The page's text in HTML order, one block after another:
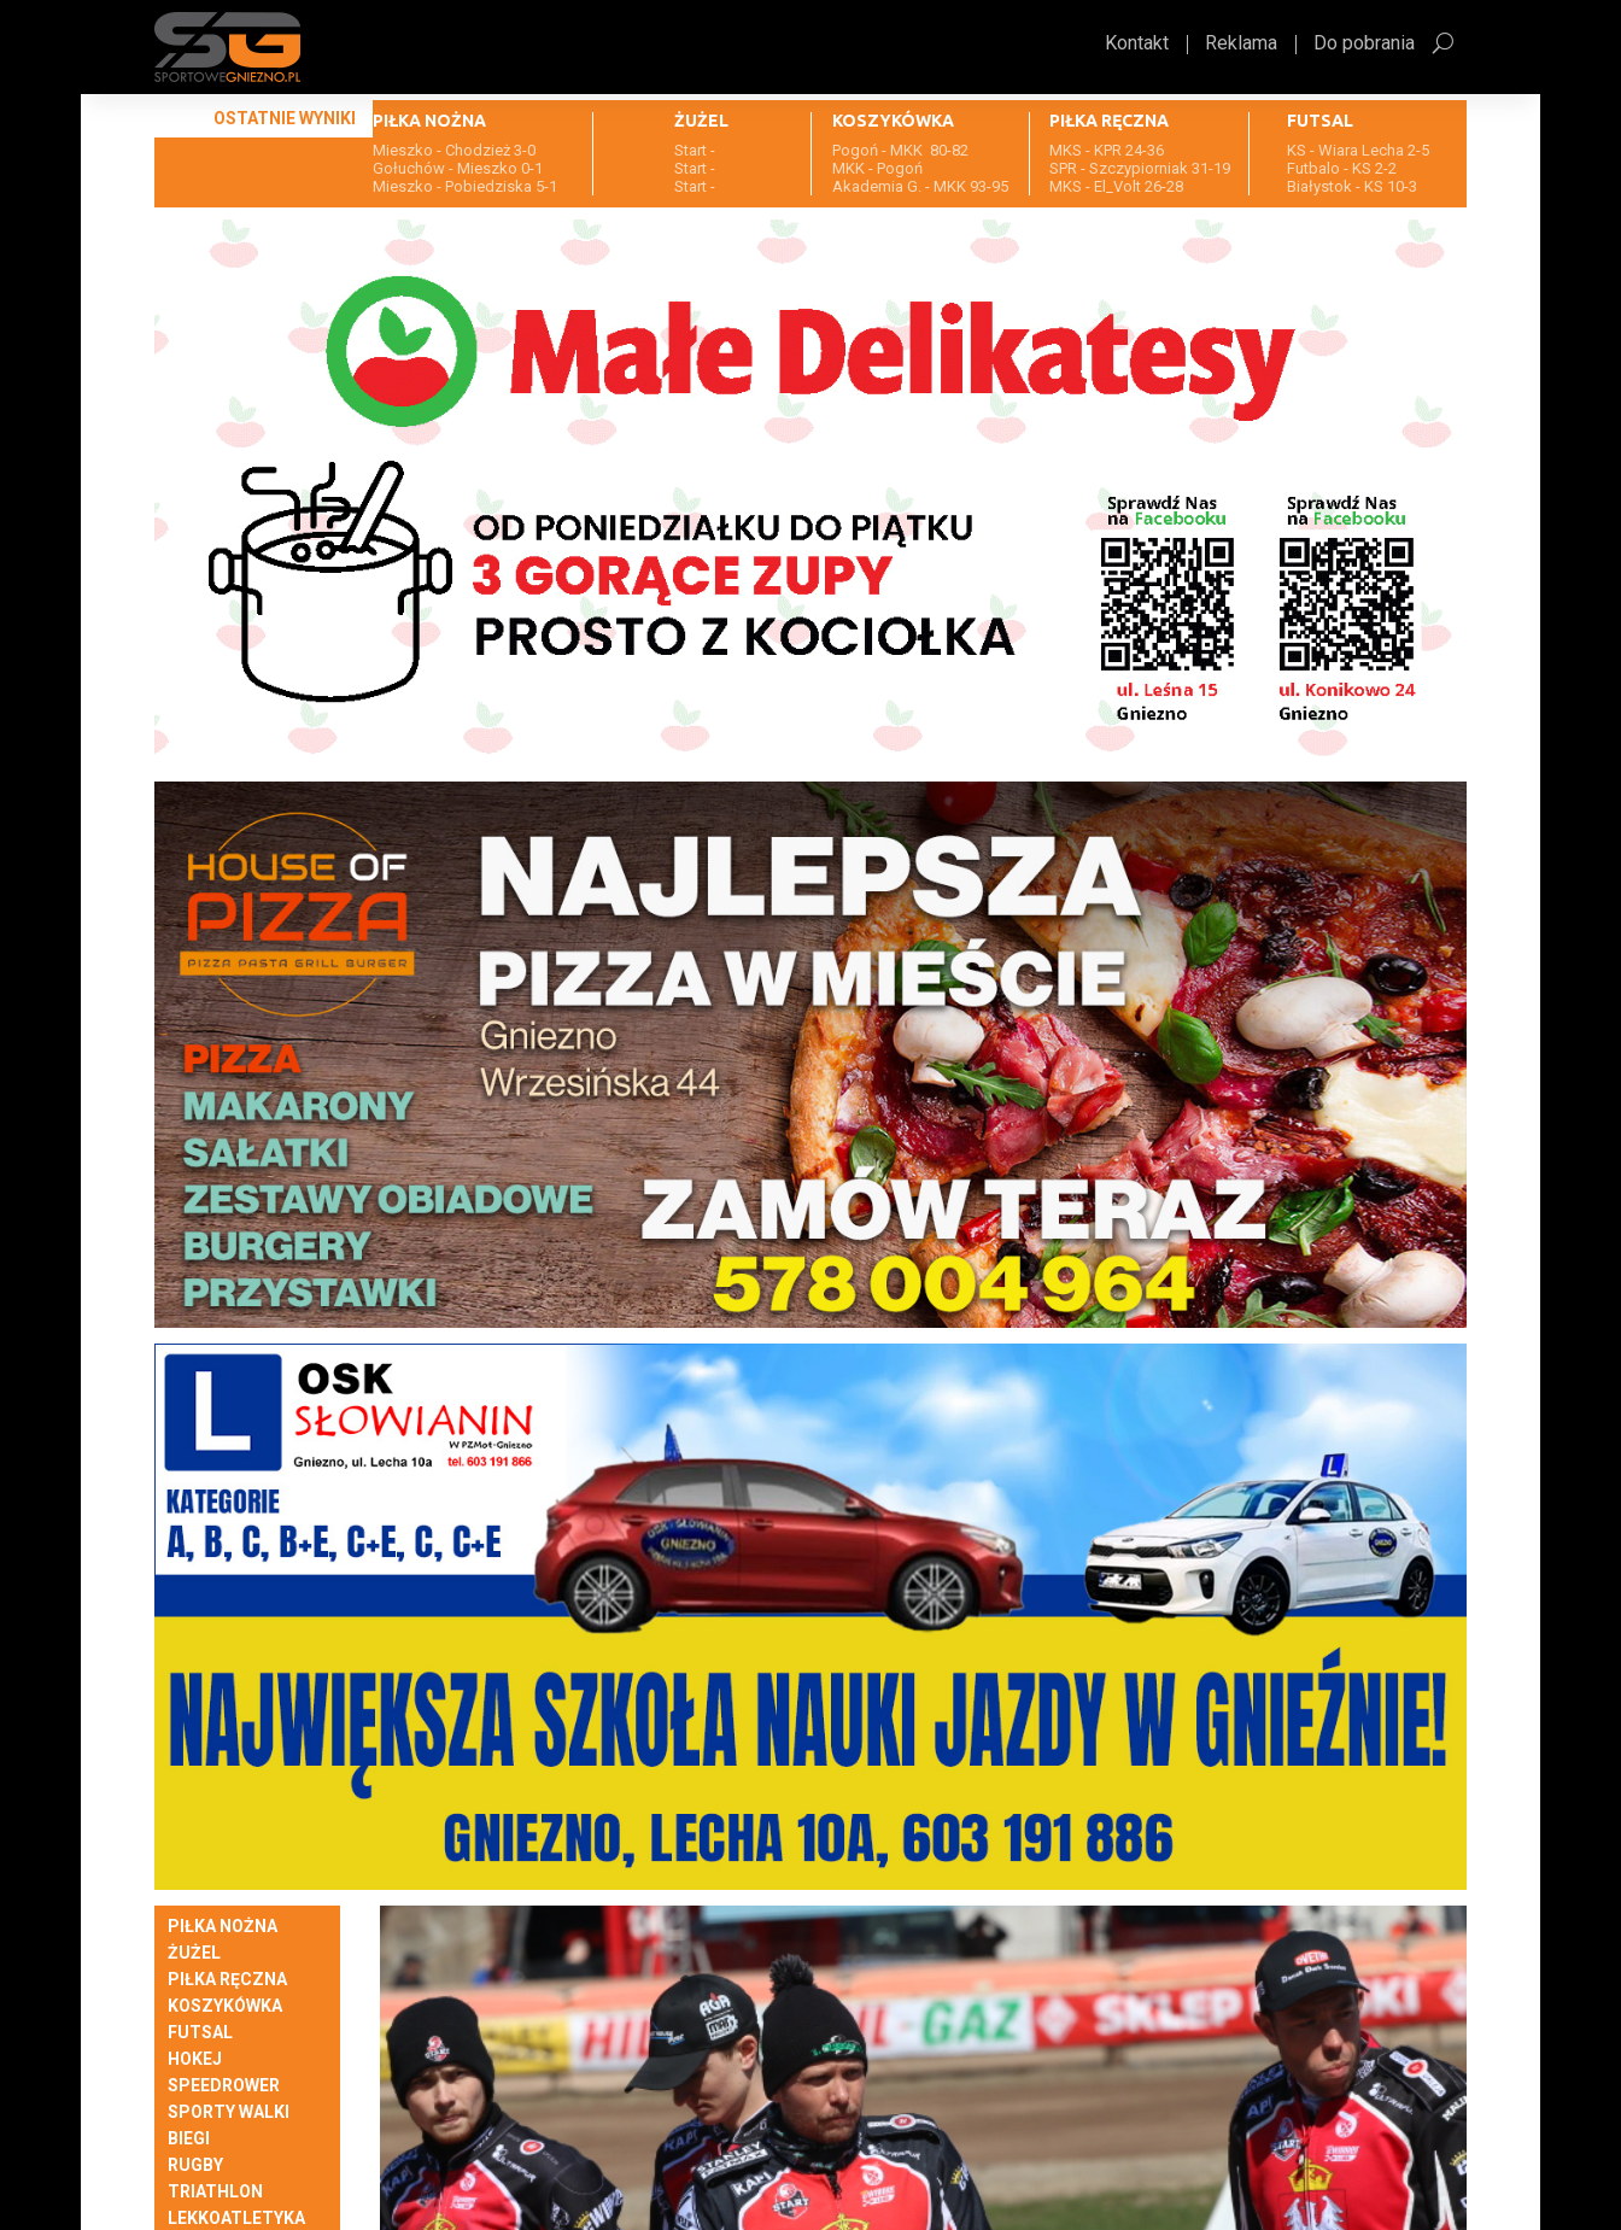
Kontakt Reklama Do pobrania
OSTATNIE WYNIKI PIŁKA NOŻNA
Mieszko - Chodzież 3-0
Gołuchów - Mieszko 0-1
Mieszko - Pobiedziska 5-1
ŻUŻEL
Start -
Start -
Start -
KOSZYKÓWKA
Pogoń - MKK 80-82
MKK - Pogoń
Akademia G. - MKK 93-95
PIŁKA RĘCZNA
MKS - KPR 24-36
SPR - Szczypiorniak 31-19
MKS - El_Volt 26-28
FUTSAL
KS - Wiara Lecha 2-5
Futbalo - KS 2-2
Białystok - KS 10-3
PIŁKA NOŻNA
ŻUŻEL
PIŁKA RĘCZNA
KOSZYKÓWKA
FUTSAL
HOKEJ
SPEEDROWER
SPORTY WALKI
BIEGI
RUGBY
TRIATHLON
LEKKOATLETYKA